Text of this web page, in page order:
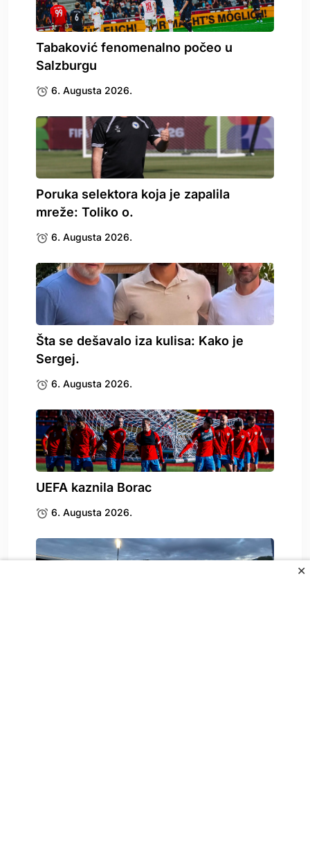
✕
Tabaković fenomenalno počeo u
Salzburgu
6. Augusta 2026.
Poruka selektora koja je zapalila
mreže: Toliko o.
6. Augusta 2026.
Šta se dešavalo iza kulisa: Kako je
Sergej.
6. Augusta 2026.
UEFA kaznila Borac
6. Augusta 2026.